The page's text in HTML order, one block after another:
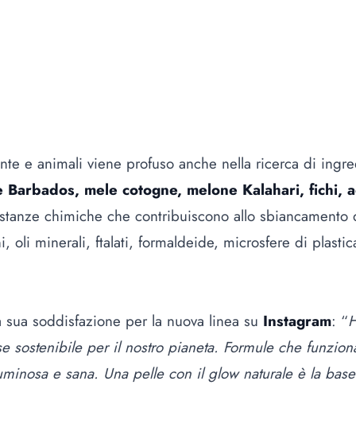
e animali viene profuso anche nella ricerca di
mele cotogne, melone Kalahari, fichi,
chimiche che contribuiscono allo
oli minerali, ftalati, formaldeide, microsfere di
soddisfazione per la nuova linea su Instagram: “
per il nostro pianeta. Formule che
e sana. Una pelle con il glow naturale è la